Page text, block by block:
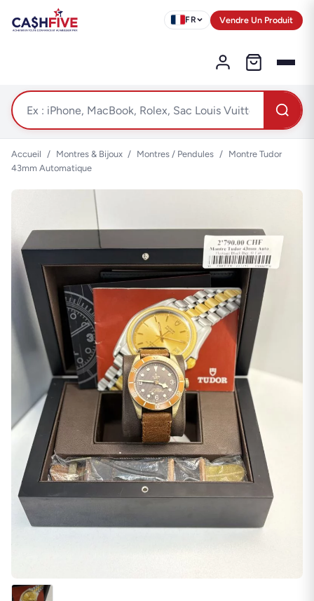
FR Vendre Un Produit
Accueil / Montres & Bijoux / Montres / Pendules /
Montre Tudor
43mm Automatique